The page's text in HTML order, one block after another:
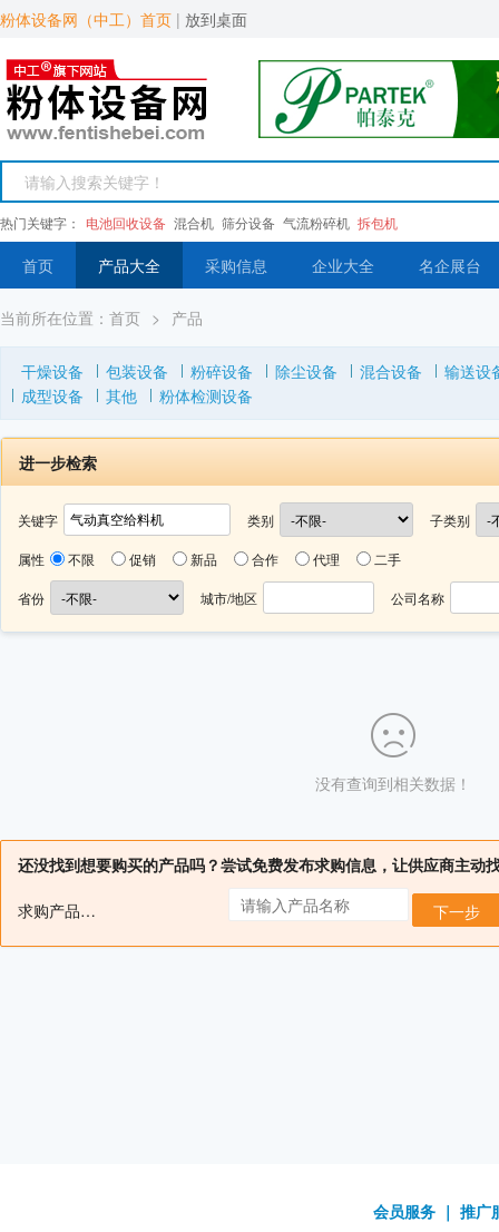
粉体设备网（中工）首页 | 放到桌面
热门关键字： 电池回收设备 混合机 筛分设备 气流粉碎机 拆包机
首页 产品大全 采购信息 企业大全 名企展台
当前所在位置： 首页 > 产品
干燥设备 包装设备 粉碎设备 除尘设备 混合设备
输送设
成型设备
其他 粉体检测设备
进一步检索
关键字 类别 子类别
属性 不限 促销 新品 合作 代理 二手
省份 城市/地区 公司名称
没有查询到相关数据！
还没找到想要购买的产品吗？尝试免费发布求购信息，让供应商主动
求购产品名： 下一步
会员服务 ｜ 推广